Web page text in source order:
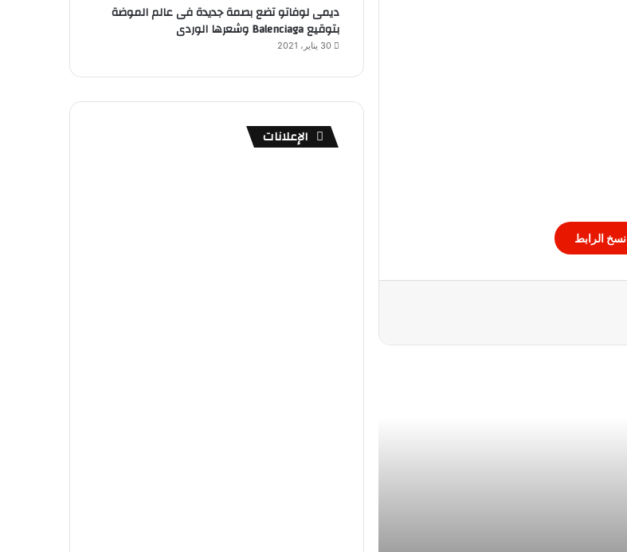
نسخ الرابط
الوردى
لبشرتك في زمن الكورونا
نجوم مسلسلات رمضان
ديمى لوفاتو تضع بصمة جديدة فى عالم الموضة
بتوقيع Balenciaga وشعرها الوردى
30 يناير، 2021
الإعلانات